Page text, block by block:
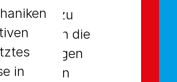
in
zu
die
jeweiligen